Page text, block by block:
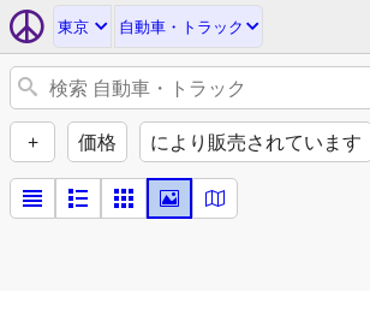
東京 自動車・トラック
+ 価格 により販売されています